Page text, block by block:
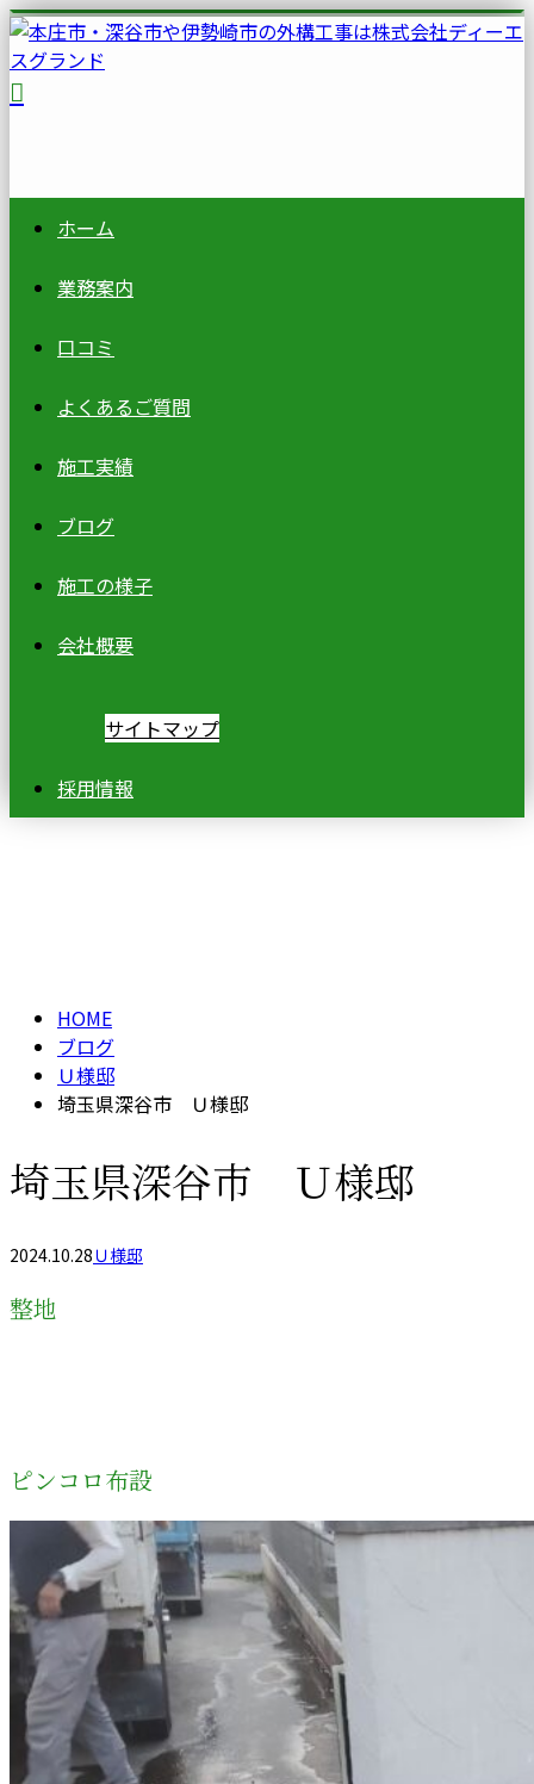
ホーム
業務案内
口コミ
よくあるご質問
施工実績
ブログ
施工の様子
会社概要
サイトマップ
採用情報
HOME
ブログ
Ｕ様邸
埼玉県深谷市 Ｕ様邸
埼玉県深谷市 Ｕ様邸
2024.10.28Ｕ様邸
整地
ピンコロ布設